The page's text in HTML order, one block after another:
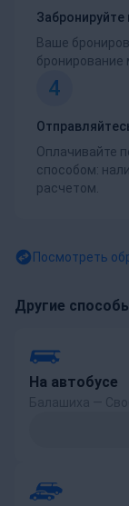
Ваше
бронирование
4
Оплачивайте
способом:
расчетом.
Посмотреть
Другие
На автобусе